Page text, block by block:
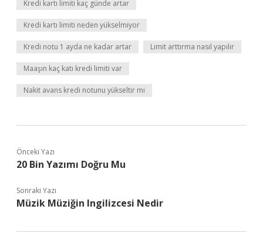
Kredi kartı limiti kaç günde artar
Kredi kartı limiti neden yükselmiyor
Kredi notu 1 ayda ne kadar artar Limit arttırma nasıl yapılır
Maaşın kaç katı kredi limiti var
Nakit avans kredi notunu yükseltir mi
Önceki Yazı
20 Bin Yazımı Doğru Mu
Sonraki Yazı
Müzik Müziğin Ingilizcesi Nedir